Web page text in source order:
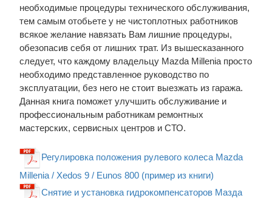
необходимые процедуры технического обслуживания,
тем самым отобьете у не чистоплотных работников
всякое желание навязать Вам лишние процедуры,
обезопасив себя от лишних трат. Из вышесказанного
следует, что каждому владельцу Mazda Millenia просто
необходимо представленное руководство по
эксплуатации, без него не стоит выезжать из гаража.
Данная книга поможет улучшить обслуживание и
профессиональным работникам ремонтных
мастерских, сервисных центров и СТО.
Регулировка положения рулевого колеса Mazda
Millenia / Xedos 9 / Eunos 800 (пример из книги)
Снятие и установка гидрокомпенсаторов Мазда